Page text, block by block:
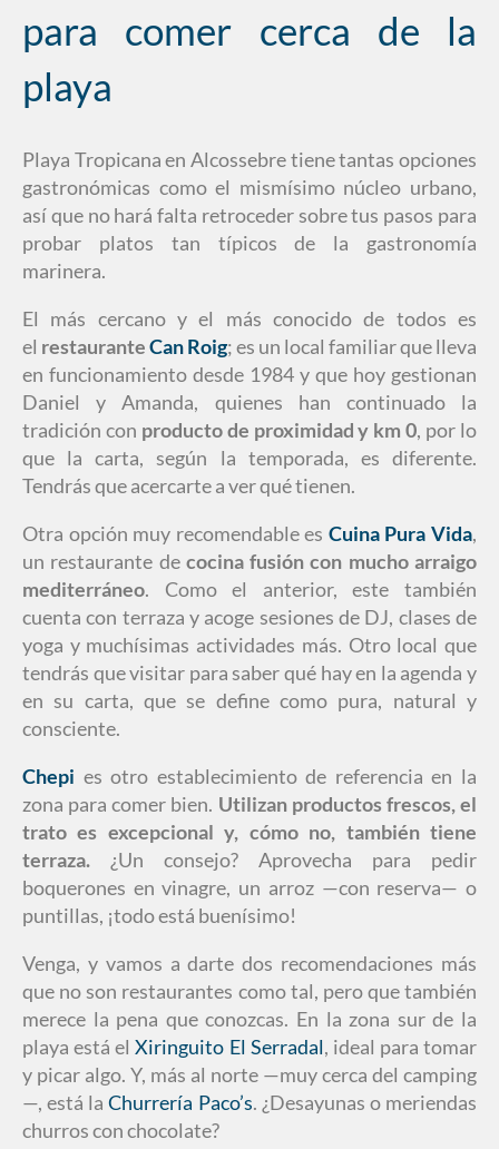
para comer cerca de la
playa
Playa Tropicana en Alcossebre tiene tantas opciones
gastronómicas como el mismísimo núcleo urbano,
así que no hará falta retroceder sobre tus pasos para
probar platos tan típicos de la gastronomía
marinera.
El más cercano y el más conocido de todos es
el restauranteCan Roig; es un local familiar que lleva
en funcionamiento desde 1984 y que hoy gestionan
Daniel y Amanda, quienes han continuado la
tradición con producto de proximidad y km 0, por lo
que la carta, según la temporada, es diferente.
Tendrás que acercarte a ver qué tienen.
Otra opción muy recomendable es Cuina Pura Vida,
un restaurante de cocina fusión con mucho arraigo
mediterráneo. Como el anterior, este también
cuenta con terraza y acoge sesiones de DJ, clases de
yoga y muchísimas actividades más. Otro local que
tendrás que visitar para saber qué hay en la agenda y
en su carta, que se define como pura, natural y
consciente.
Chepi es otro establecimiento de referencia en la
zona para comer bien. Utilizan productos frescos, el
trato es excepcional y, cómo no, también tiene
terraza. ¿Un consejo? Aprovecha para pedir
boquerones en vinagre, un arroz —con reserva— o
puntillas, ¡todo está buenísimo!
Venga, y vamos a darte dos recomendaciones más
que no son restaurantes como tal, pero que también
merece la pena que conozcas. En la zona sur de la
playa está elXiringuito El Serradal, ideal para tomar
y picar algo. Y, más al norte —muy cerca del camping
—, está laChurrería Paco’s. ¿Desayunas o meriendas
churros con chocolate?